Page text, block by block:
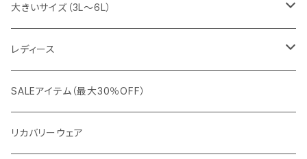
snow peak
G-stage
TETEHOMME
TAION
シューズ
フォーマル
Tシャツ/ポロシャツ
ニット
スラックス
ジャケット
カジュアルジャケット
ビジネスジャケット
ブルゾン
コート
マウンテンパーカー/アウトドア
大きいサイズ（3L～6L）
ビジネス
セットアップ
ワイシャツ
カジュアル
ニット/Tシャツ/カットソー
アウター
レディース
アウター
トップス（ブラウス/カットソー）
SALEアイテム（最大30％OFF）
リカバリーウェア